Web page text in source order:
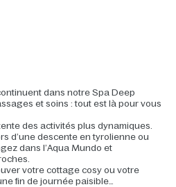
dans notre Spa Deep
et soins : tout est là pour vous
des activités plus dynamiques.
d’une descente en tyrolienne ou
dans l’Aqua Mundo et
votre cottage cosy ou votre
fin de journée paisible…